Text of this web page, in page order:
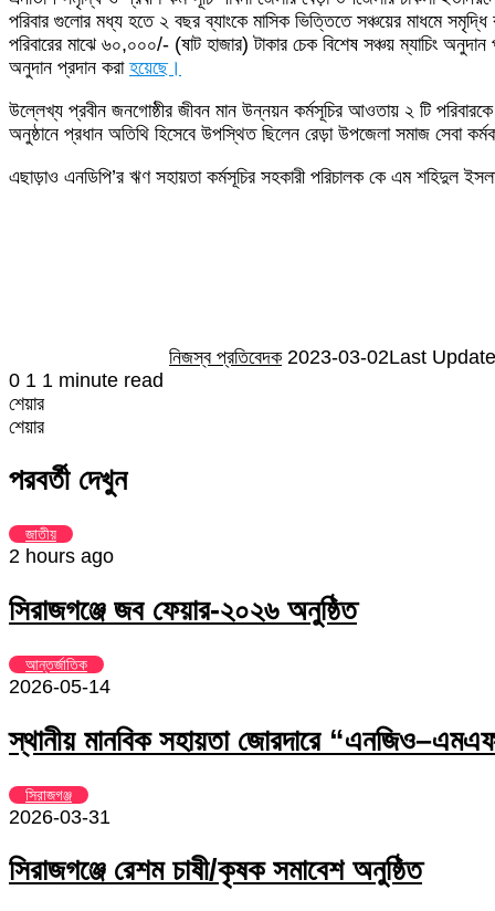
Email
পরিবার গুলোর মধ্য হতে ২ বছর ব্যাংকে মাসিক ভিত্তিতে সঞ্চয়ের মাধমে সমৃদ্ধি
পরিবারের মাঝে ৬০,০০০/- (ষাট হাজার) টাকার চেক বিশেষ সঞ্চয় ম্যাচিং
অনুদান প্রদান করা হয়েছে।
উল্লেখ্য প্রবীন জনগোষ্ঠীর জীবন মান উন্নয়ন কর্মসূচির আওতায় ২ টি
অনুষ্ঠানে প্রধান অতিথি হিসেবে উপস্থিত ছিলেন রেড়া উপজেলা সমাজ সেবা
এছাড়াও এনডিপি’র ঋণ সহায়তা কর্মসূচির সহকারী পরিচালক কে এম শহিদুল
নিজস্ব প্রতিবেদক 2023-03-02Last
0 1 1 minute read
শেয়ার
Facebook
Twitter
LinkedIn
Skype
Messenger
Messenger
WhatsApp
Telegram
Share
Email
প্রিন্ট
শেয়ার
via
Email
পরবর্তী দেখুন
জাতীয়
2 hours ago
সিরাজগঞ্জে জব ফেয়ার-২০২৬ অনুষ্ঠিত
আন্তর্জাতিক
2026-05-14
স্থানীয় মানবিক সহায়তা জোরদারে
সিরাজগঞ্জ
2026-03-31
সিরাজগঞ্জে রেশম চাষী/কৃষক সমাবেশ অনুষ্ঠিত